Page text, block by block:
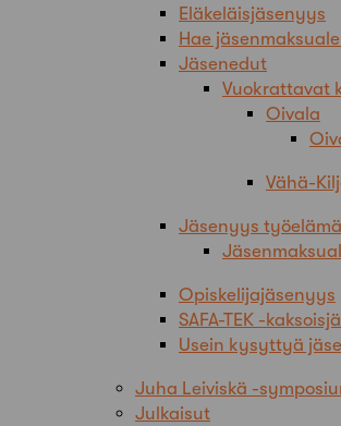
Eläkeläisjäsenyys
Hae
Jäsenedut
Vuokrattavat
Oivala
Vähä-
Jäsenyys
Opiskelijajäsenyys
SAFA-TEK -
Usein kysyttyä
Juha Leiviskä -
Julkaisut